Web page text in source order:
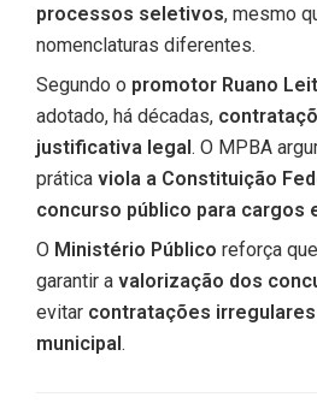
processos seletivos, mesmo
nomenclaturas diferentes.
Segundo o promotor Ruano
adotado, há décadas,
justificativa legal. O MPBA
prática viola a Constituição
concurso público para cargos
O Ministério Público reforça
garantir a valorização dos
evitar contratações
municipal.